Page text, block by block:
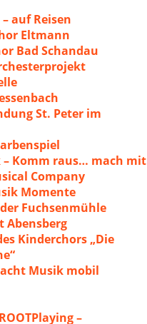
auf Reisen
Eltmann
Bad Schandau
St. Peter im
Komm raus… mach mit
Company
Momente
Fuchsenmühle
Kinderchors „Die
Musik mobil
–